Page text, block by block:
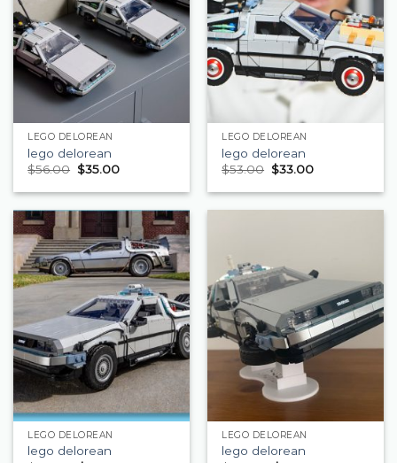
LEGO DELOREAN
lego delorean
$56.00 $35.00
LEGO DELOREAN
lego delorean
$53.00 $33.00
LEGO DELOREAN
lego delorean
LEGO DELOREAN
lego delorean